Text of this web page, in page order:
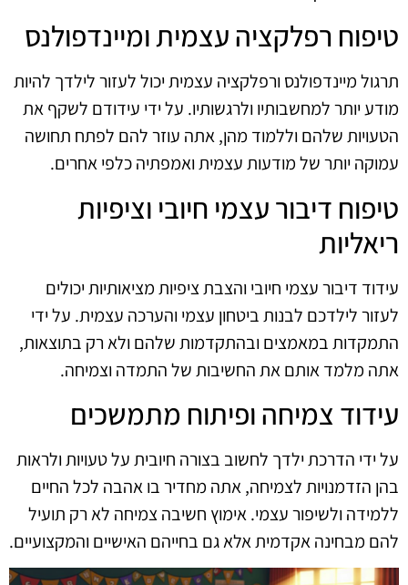
טיפוח רפלקציה עצמית ומיינדפולנס
תרגול מיינדפולנס ורפלקציה עצמית יכול לעזור לילדך להיות
מודע יותר למחשבותיו ולרגשותיו. על ידי עידודם לשקף את
הטעויות שלהם וללמוד מהן, אתה עוזר להם לפתח תחושה
עמוקה יותר של מודעות עצמית ואמפתיה כלפי אחרים.
טיפוח דיבור עצמי חיובי וציפיות
ריאליות
עידוד דיבור עצמי חיובי והצבת ציפיות מציאותיות יכולים
לעזור לילדכם לבנות ביטחון עצמי והערכה עצמית. על ידי
התמקדות במאמצים ובהתקדמות שלהם ולא רק בתוצאות,
אתה מלמד אותם את החשיבות של התמדה וצמיחה.
עידוד צמיחה ופיתוח מתמשכים
על ידי הדרכת ילדך לחשוב בצורה חיובית על טעויות ולראות
בהן הזדמנויות לצמיחה, אתה מחדיר בו אהבה לכל החיים
ללמידה ולשיפור עצמי. אימוץ חשיבה צמיחה לא רק תועיל
להם מבחינה אקדמית אלא גם בחייהם האישיים והמקצועיים.